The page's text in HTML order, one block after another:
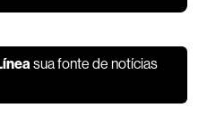
sua fonte de notícias